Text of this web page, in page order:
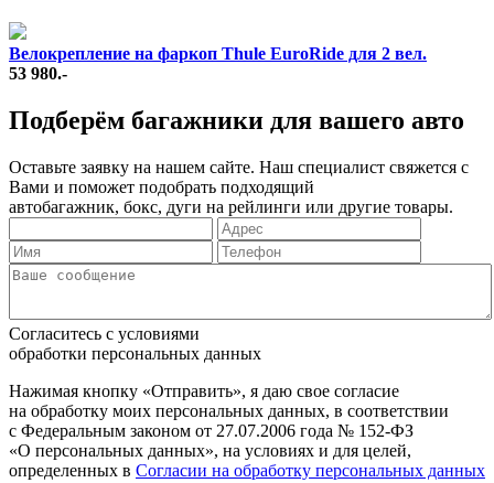
Велокрепление на фаркоп Thule EuroRide для 2 вел.
53 980.-
Подберём багажники для вашего авто
Оставьте заявку на нашем сайте. Наш специалист свяжется с
Вами и поможет подобрать подходящий
автобагажник, бокс, дуги на рейлинги или другие товары.
Согласитесь с условиями
обработки персональных данных
Нажимая кнопку «Отправить», я даю свое согласие
на обработку моих персональных данных, в соответствии
с Федеральным законом от 27.07.2006 года № 152-ФЗ
«О персональных данных», на условиях и для целей,
определенных в Согласии на обработку персональных данных